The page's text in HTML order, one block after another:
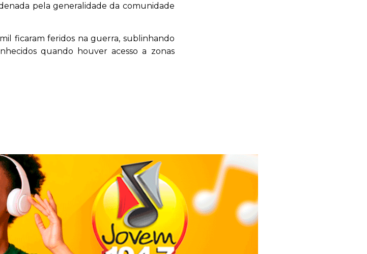
pela generalidade da comunidade
ficaram feridos na guerra, sublinhando
quando houver acesso a zonas